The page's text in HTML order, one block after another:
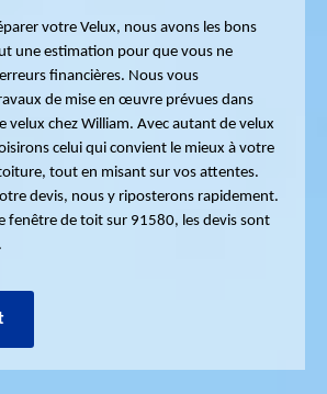
votre Velux, nous avons les bons
une estimation pour que vous ne
financières. Nous vous
de mise en œuvre prévues dans
velux chez William. Avec autant de velux
celui qui convient le mieux à votre
tout en misant sur vos attentes.
devis, nous y riposterons rapidement.
fenêtre de toit sur 91580, les devis sont